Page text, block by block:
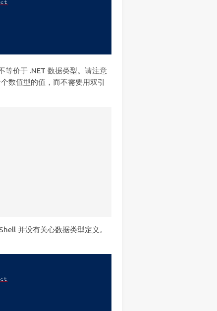
等价于 .NET 数据类型。请注意
数值型的值，而不需要用双引
并没有关心数据类型定义。